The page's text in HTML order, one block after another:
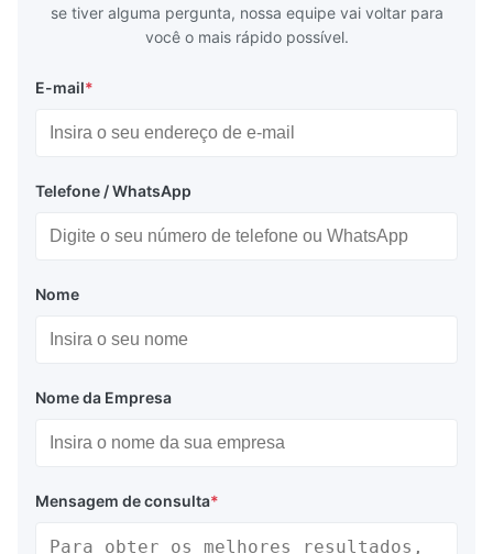
se tiver alguma pergunta, nossa equipe vai voltar para
você o mais rápido possível.
E-mail*
Telefone / WhatsApp
Nome
Nome da Empresa
Mensagem de consulta*